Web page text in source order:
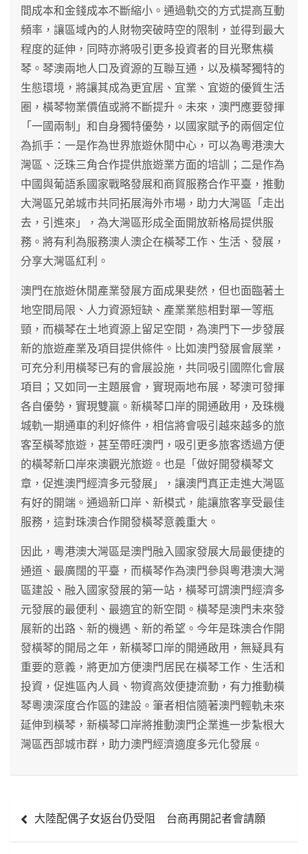
間成本和金錢成本不斷縮小。通過軌交的方式提高互動
頻率，讓區域內的人財物突破時空的限制，並得到最大
程度的延伸，同時亦將吸引更多投資者的目光聚焦橫
琴。琴澳兩地人口及資源的互聯互通，以及橫琴獨特的
生態環境，將讓其成為更宜居、宜業、宜遊的優質生活
圈，橫琴物業價值或將不斷提升。未來，澳門應要發揮
「一國兩制」和自身獨特優勢，以國家賦予的兩個定位
為抓手：一是作為世界旅遊休閒中心，可以為粵港澳大
灣區、泛珠三角合作提供旅遊業方面的培訓；二是作為
中國與葡語系國家戰略發展和商貿服務合作平臺，推動
大灣區兄弟城市共同拓展海外市場，助力大灣區「走出
去，引進來」，為大灣區形成全面開放新格局提供服
務。將有利為服務澳人澳企在橫琴工作、生活、發展，
分享大灣區紅利。
澳門在旅遊休閒產業發展方面成果斐然，但也面臨著土
地空間局限、人力資源短缺、產業業態相對單一等瓶
頸，而橫琴在土地資源上留足空間，為澳門下一步發展
新的旅遊產業及項目提供條件。比如澳門發展會展業，
可充分利用橫琴已有的會展設施，共同吸引國際化會展
項目；又如同一主題展會，實現兩地布展，琴澳可發揮
各自優勢，實現雙贏。新橫琴口岸的開通啟用，及珠機
城軌一期通車的利好條件，相信將會吸引越來越多的旅
客至橫琴旅遊，甚至帶旺澳門，吸引更多旅客透過方便
的橫琴新口岸來澳觀光旅遊。也是「做好開發橫琴文
章，促進澳門經濟多元發展」，讓澳門真正走進大灣區
有好的開端。通過新口岸、新模式，能讓旅客享受最佳
服務，這對珠澳合作開發橫琴意義重大。
因此，粵港澳大灣區是澳門融入國家發展大局最便捷的
通道、最廣闊的平臺，而橫琴作為澳門參與粵港澳大灣
區建設、融入國家發展的第一站，橫琴可謂澳門經濟多
元發展的最便利、最適宜的新空間。橫琴是澳門未來發
展新的出路、新的機遇、新的希望。今年是珠澳合作開
發橫琴的開局之年，新橫琴口岸的開通啟用，無疑具有
重要的意義，將更加方便澳門居民在橫琴工作、生活和
投資，促進區內人員、物資高效便捷流動，有力推動橫
琴粵澳深度合作區的建設。筆者相信隨著澳門輕軌未來
延伸到橫琴，新橫琴口岸將推動澳門企業進一步紮根大
灣區西部城市群，助力澳門經濟適度多元化發展。
章
大陸配偶子女返台仍受阻 台商再開記者會請願